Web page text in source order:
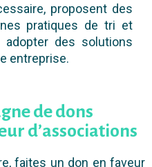
proposent des
pratiques de tri et
des solutions
entreprise.
de dons
d’associations
faites un don en faveur